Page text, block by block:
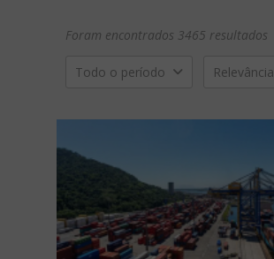
Foram encontrados 3465 resultados
Todo o período Relevância